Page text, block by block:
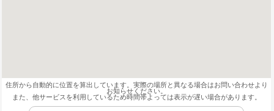
住所から自動的に位置を算出しています。実際の場所と異なる場合はお問い合わせより
お知らせください。
また、他サービスを利用しているため時間帯よっては表示が遅い場合があります。